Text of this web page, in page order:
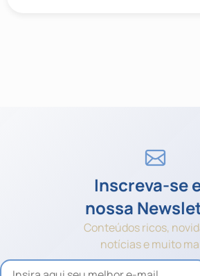
Inscreva-se
nossa
Conteúdos ricos,
notícias e muito